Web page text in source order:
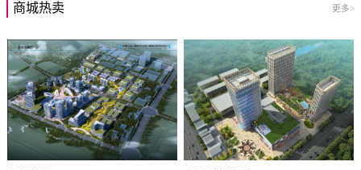
商城热卖 更多>